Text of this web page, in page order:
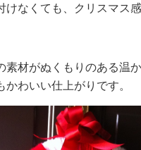
けなくても、クリスマス
素材がぬくもりのある温
かわいい仕上がりです。